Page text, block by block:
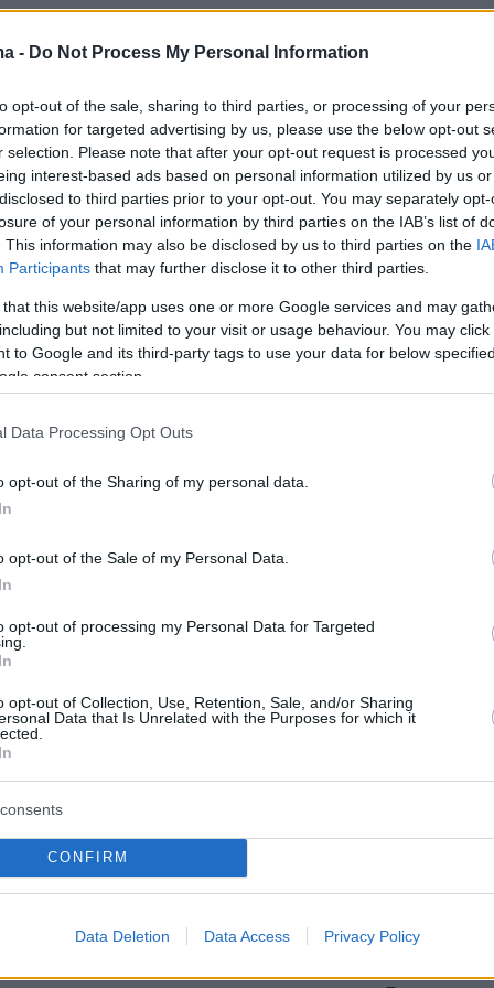
- Do Not Process My Personal Information
opt-out of the sale, sharing to third parties, or processing of your
for targeted advertising by us, please use the below opt-out
selection. Please note that after your opt-out request is processed
interest-based ads based on personal information utilized by us
to third parties prior to your opt-out. You may separately
of your personal information by third parties on the IAB’s list of
This information may also be disclosed by us to third parties on the
Participants that may further disclose it to other third parties.
that this website/app uses one or more Google services and may
but not limited to your visit or usage behaviour. You may
to Google and its third-party tags to use your data for below
consent section.
Data Processing Opt Outs
opt-out of the Sharing of my personal data.
opt-out of the Sale of my Personal Data.
opt-out of processing my Personal Data for Targeted
opt-out of Collection, Use, Retention, Sale, and/or Sharing
Data that Is Unrelated with the Purposes for which it
CONFIRM
Data Deletion Data Access Privacy Policy
πιο σπάνιες στα παιδιά σε σχέση με τους
χιλιάδες παιδιά δίνουν μάχη με τις
νόσου. Τα Αμερικανικά Κέντρα Ελέγχου και
(CDC) αναφέρουν την covid-19 ως
αιτίες θανάτου των παιδιών ηλικίας 5
παιδιών υποφέρουν πολύ από
covid-19, όπως το PIMS, το οποίο επηρεάζει
το 0,1% των παιδιών που μολύνονται από τον
«Η μακρά covid»,
όσο και τους ενήλικες.
μικρά παιδιά. Οι χώρες της ΕΕ θα
εμβολιασμού των παιδιών ηλικίας 5 με 11
εβδομάδα, ενώ στις ΗΠΑοεμβολιασμός
τους
Νοέμβριο, όμως φαίνεται πλέον να μειώνεται
ότι οι γνώσεις που απέκτησαν θα
βελτιωθεί η θεραπεία, αλλά επίσης θα κάνει
κατανοήσουν τους κινδύνους της covid-19,
αν θα τα εμβολιάσουν.
όταν σκέφτεται τον εμβολιασμό»,